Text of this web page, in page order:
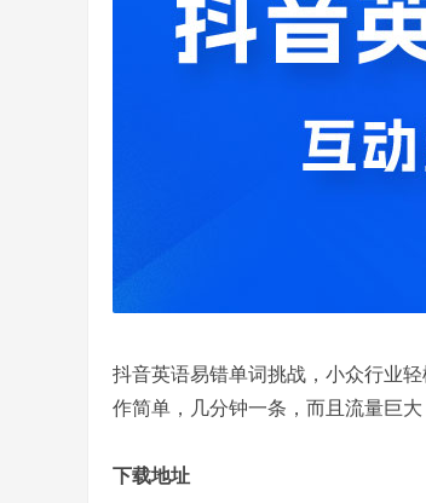
抖音英语易错单词挑战，小众行业
作简单，几分钟一条，而且流量巨
下载地址